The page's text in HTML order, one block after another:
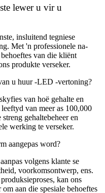
lewer u vir u
insluitend tegniese
Met 'n professionele na-
van die kliënt
produkte verseker.
u huur -LED -vertoning?
van hoë gehalte en
van meer as 100,000
gehaltebeheer en
werking te verseker.
aangepas word?
volgens klante se
voorkomsontwerp, ens.
kan ons
aan die spesiale behoeftes